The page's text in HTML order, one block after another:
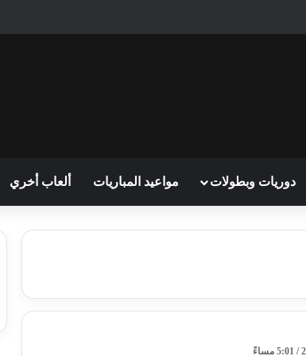
دوريات وبطولات مواعيد المباريات ألعاب أخري